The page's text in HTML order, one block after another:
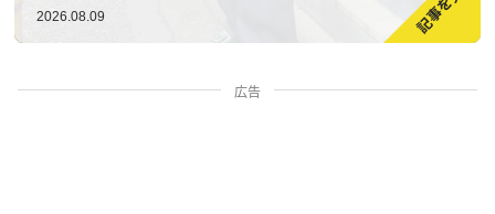
2026.08.09
広告